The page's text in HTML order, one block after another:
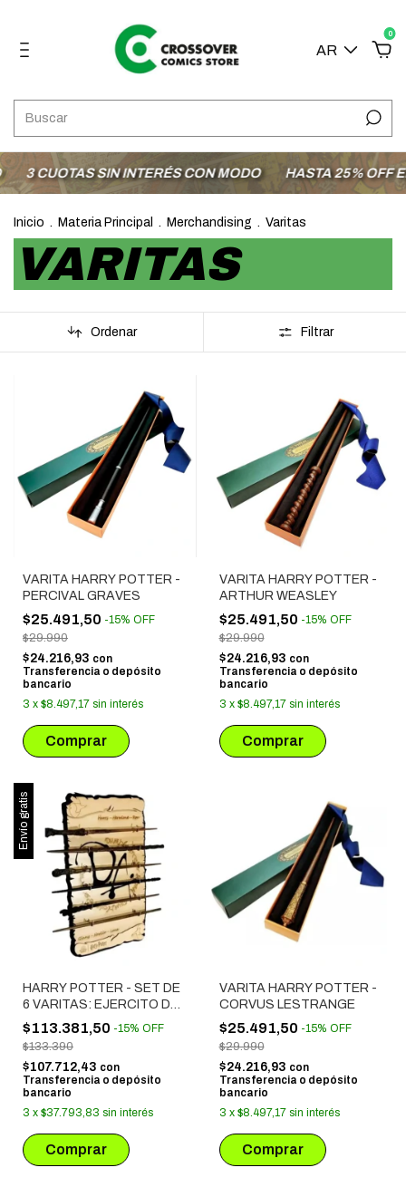
AR
0
CUOTAS SIN INTERÉS CON MODO HASTA 25% OFF EN
Inicio . Materia Principal . Merchandising . Varitas
VARITAS
Ordenar Filtrar
VARITA HARRY POTTER -
PERCIVAL GRAVES
$25.491,50 -15% OFF
$29.990
$24.216,93 con
Transferencia o depósito
bancario
3 x $8.497,17 sin interés
VARITA HARRY POTTER -
ARTHUR WEASLEY
$25.491,50 -15% OFF
$29.990
$24.216,93 con
Transferencia o depósito
bancario
3 x $8.497,17 sin interés
Envío gratis
HARRY POTTER - SET DE
6 VARITAS: EJERCITO DE
DUMBLEDORE
$113.381,50 -15% OFF
$133.390
$107.712,43 con
Transferencia o depósito
bancario
3 x $37.793,83 sin interés
VARITA HARRY POTTER -
CORVUS LESTRANGE
$25.491,50 -15% OFF
$29.990
$24.216,93 con
Transferencia o depósito
bancario
3 x $8.497,17 sin interés